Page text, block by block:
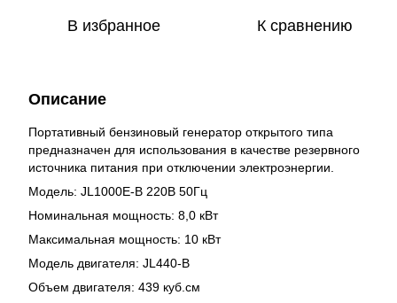
В избранное К сравнению
Описание
Портативный бензиновый генератор открытого типа
предназначен для использования в качестве резервного
источника питания при отключении электроэнергии.
Модель: JL1000E-B 220В 50Гц
Номинальная мощность: 8,0 кВт
Максимальная мощность: 10 кВт
Модель двигателя: JL440-B
Объем двигателя: 439 куб.см